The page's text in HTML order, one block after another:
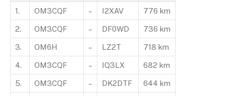
1. OM3CQF – I2XAV 776 km
2. OM3CQF – DF0WD 736 km
3. OM6H – LZ2T 718 km
4. OM3CQF – IQ3LX 682 km
5. OM3CQF – DK2DTF 644 km